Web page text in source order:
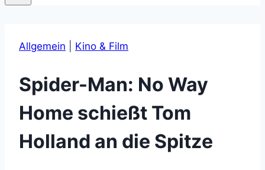
Allgemein Kino & Film
Spider-Man: No Way
Home schießt Tom
Holland an die Spitze